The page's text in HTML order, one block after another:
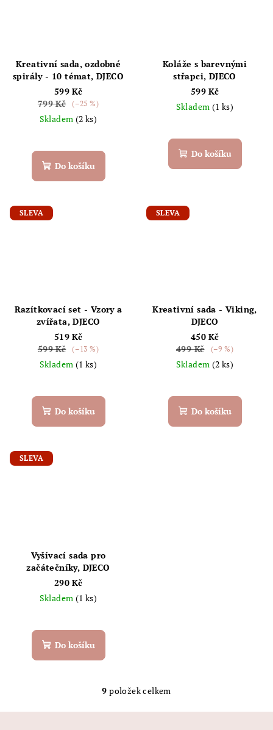
Kreativní sada, ozdobné
spirály - 10 témat, DJECO
599 Kč
799 Kč
(–25 %)
Skladem (2 ks)
Do košíku
Koláže s barevnými
střapci, DJECO
599 Kč
Skladem (1 ks)
Do košíku
SLEVA
Razítkovací set - Vzory a
zvířata, DJECO
519 Kč
599 Kč
(–13 %)
Skladem (1 ks)
Do košíku
SLEVA
Kreativní sada - Viking,
DJECO
450 Kč
499 Kč
(–9 %)
Skladem (2 ks)
Do košíku
SLEVA
Vyšívací sada pro
začátečníky, DJECO
290 Kč
Skladem (1 ks)
Do košíku
O
v
9 položek celkem